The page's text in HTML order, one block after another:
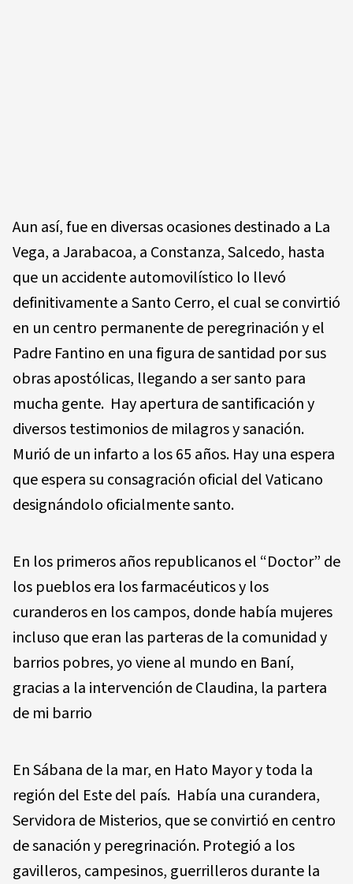
Aun así, fue en diversas ocasiones destinado a La
Vega, a Jarabacoa, a Constanza, Salcedo, hasta
que un accidente automovilístico lo llevó
definitivamente a Santo Cerro, el cual se convirtió
en un centro permanente de peregrinación y el
Padre Fantino en una figura de santidad por sus
obras apostólicas, llegando a ser santo para
mucha gente. Hay apertura de santificación y
diversos testimonios de milagros y sanación.
Murió de un infarto a los 65 años. Hay una espera
que espera su consagración oficial del Vaticano
designándolo oficialmente santo.
En los primeros años republicanos el “Doctor” de
los pueblos era los farmacéuticos y los
curanderos en los campos, donde había mujeres
incluso que eran las parteras de la comunidad y
barrios pobres, yo viene al mundo en Baní,
gracias a la intervención de Claudina, la partera
de mi barrio
En Sábana de la mar, en Hato Mayor y toda la
región del Este del país. Había una curandera,
Servidora de Misterios, que se convirtió en centro
de sanación y peregrinación. Protegió a los
gavilleros, campesinos, guerrilleros durante la